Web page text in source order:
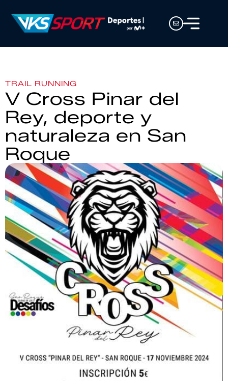
TRAIL RUNNING
V Cross Pinar del
Rey, deporte y
naturaleza en San
Roque